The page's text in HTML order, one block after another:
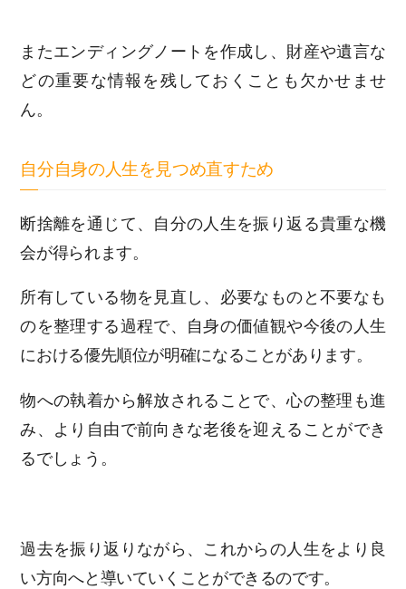
またエンディングノートを作成し、財産や遺言な
どの重要な情報を残しておくことも欠かせませ
ん。
自分自身の人生を見つめ直すため
断捨離を通じて、自分の人生を振り返る貴重な機
会が得られます。
所有している物を見直し、必要なものと不要なも
のを整理する過程で、自身の価値観や今後の人生
における優先順位が明確になることがあります。
物への執着から解放されることで、心の整理も進
み、より自由で前向きな老後を迎えることができ
るでしょう。
過去を振り返りながら、これからの人生をより良
い方向へと導いていくことができるのです。